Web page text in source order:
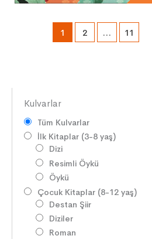
1 2 … 11
Kulvarlar
Tüm Kulvarlar
İlk Kitaplar (3-8 yaş)
Dizi
Resimli Öykü
Öykü
Çocuk Kitaplar (8-12 yaş)
Destan Şiir
Diziler
Roman